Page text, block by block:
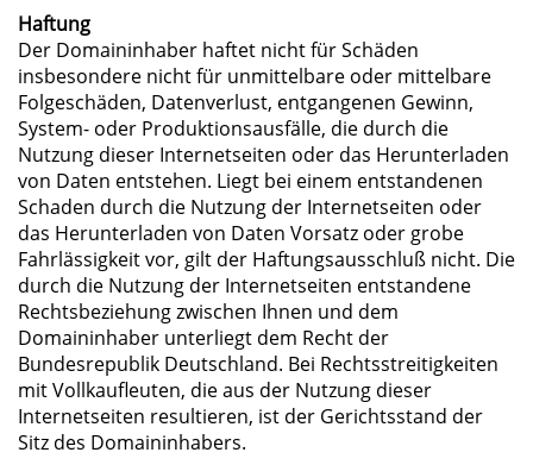
Haftung
Der Domaininhaber haftet nicht für Schäden
insbesondere nicht für unmittelbare oder mittelbare
Folgeschäden, Datenverlust, entgangenen Gewinn,
System- oder Produktionsausfälle, die durch die
Nutzung dieser Internetseiten oder das Herunterladen
von Daten entstehen. Liegt bei einem entstandenen
Schaden durch die Nutzung der Internetseiten oder
das Herunterladen von Daten Vorsatz oder grobe
Fahrlässigkeit vor, gilt der Haftungsausschluß nicht. Die
durch die Nutzung der Internetseiten entstandene
Rechtsbeziehung zwischen Ihnen und dem
Domaininhaber unterliegt dem Recht der
Bundesrepublik Deutschland. Bei Rechtsstreitigkeiten
mit Vollkaufleuten, die aus der Nutzung dieser
Internetseiten resultieren, ist der Gerichtsstand der
Sitz des Domaininhabers.